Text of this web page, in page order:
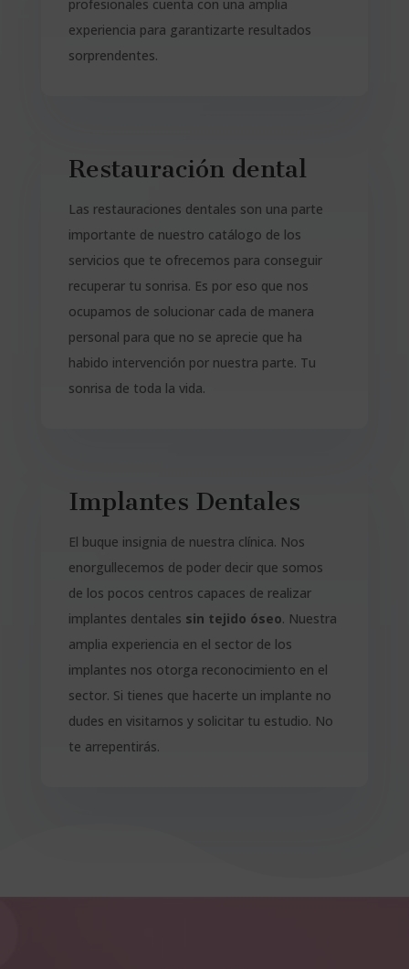
profesionales cuenta con una amplia
experiencia para garantizarte resultados
sorprendentes.
Restauración dental
Las restauraciones dentales son una parte
importante de nuestro catálogo de los
servicios que te ofrecemos para conseguir
recuperar tu sonrisa. Es por eso que nos
ocupamos de solucionar cada de manera
personal para que no se aprecie que ha
habido intervención por nuestra parte. Tu
sonrisa de toda la vida.
Implantes Dentales
El buque insignia de nuestra clínica. Nos
enorgullecemos de poder decir que somos
de los pocos centros capaces de realizar
implantes dentales sin tejido óseo. Nuestra
amplia experiencia en el sector de los
implantes nos otorga reconocimiento en el
sector. Si tienes que hacerte un implante no
dudes en visitarnos y solicitar tu estudio. No
te arrepentirás.